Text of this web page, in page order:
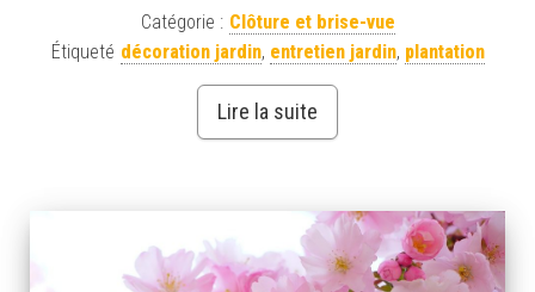
Catégorie : Clôture et brise-vue
Étiqueté décoration jardin, entretien jardin, plantation
Lire la suite